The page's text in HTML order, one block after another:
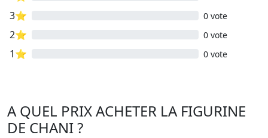
3⭐ 0 vote
2⭐ 0 vote
1⭐ 0 vote
A QUEL PRIX ACHETER LA FIGURINE
DE CHANI ?